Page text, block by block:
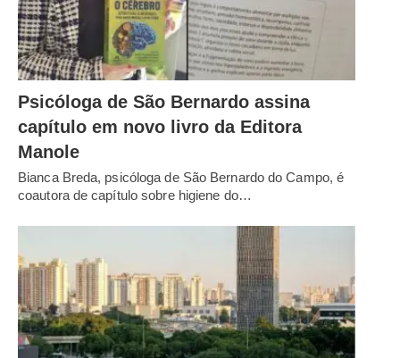
Psicóloga de São Bernardo assina
capítulo em novo livro da Editora
Manole
Bianca Breda, psicóloga de São Bernardo do Campo, é
coautora de capítulo sobre higiene do…